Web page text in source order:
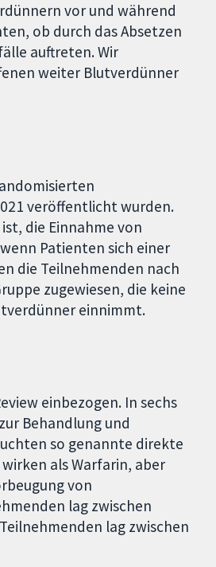
vor und während
ob durch das Absetzen
auftreten. Wir
weiter Blutverdünner
veröffentlicht wurden.
die Einnahme von
Patienten sich einer
die Teilnehmenden nach
zugewiesen, die keine
einnimmt.
einbezogen. In sechs
Behandlung und
so genannte direkte
als Warfarin, aber
von
lag zwischen
lag zwischen